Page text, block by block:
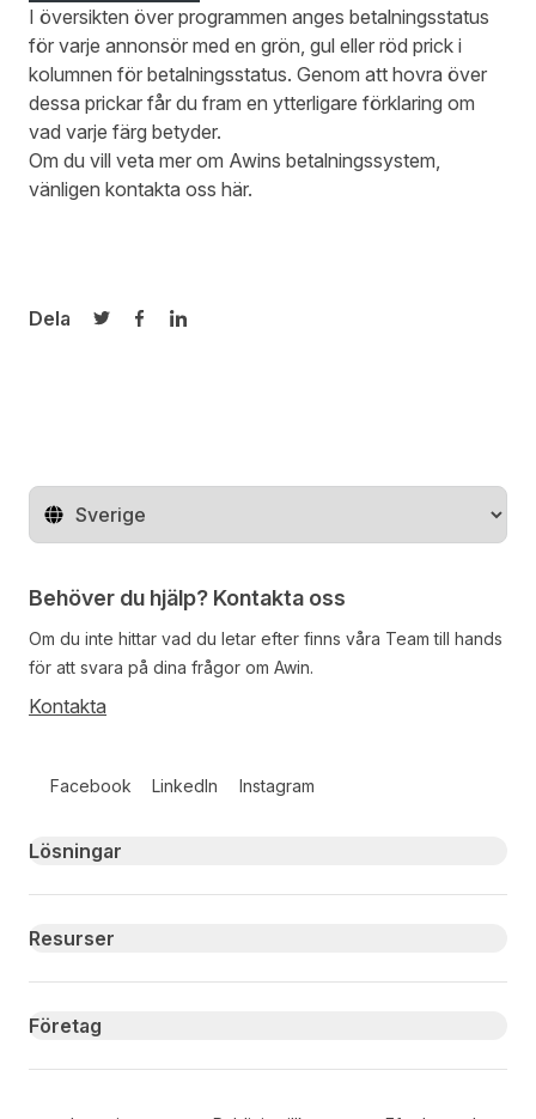
I översikten över programmen anges betalningsstatus
för varje annonsör med en grön, gul eller röd prick i
kolumnen för betalningsstatus. Genom att hovra över
dessa prickar får du fram en ytterligare förklaring om
vad varje färg betyder.
Om du vill veta mer om Awins betalningssystem,
vänligen kontakta oss här.
Dela
Dela på Twitter
Dela på Facebook
Dela på LinkedIn
Byt land
Behöver du hjälp? Kontakta oss
Om du inte hittar vad du letar efter finns våra Team till hands
för att svara på dina frågor om Awin.
Kontakta
Facebook LinkedIn Instagram
Primary footer navigation
Lösningar
Resurser
Företag